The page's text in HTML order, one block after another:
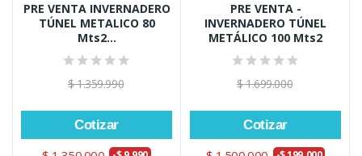
PRE VENTA INVERNADERO
TÚNEL METALICO 80
Mts2...
$ 1.359.990
Cotizar
PRE VENTA -
INVERNADERO TÚNEL
METÁLICO 100 Mts2
$ 1.699.000
Cotizar